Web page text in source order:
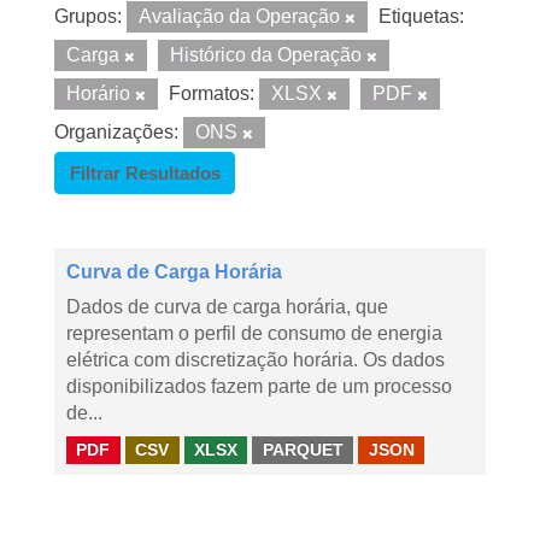
Grupos: Avaliação da Operação
Etiquetas:
Carga
Histórico da Operação
Horário
Formatos: XLSX
PDF
Organizações:
ONS
Filtrar Resultados
Curva de Carga Horária
Dados de curva de carga horária, que
representam o perfil de consumo de energia
elétrica com discretização horária. Os dados
disponibilizados fazem parte de um processo
de...
PDF CSV XLSX PARQUET JSON